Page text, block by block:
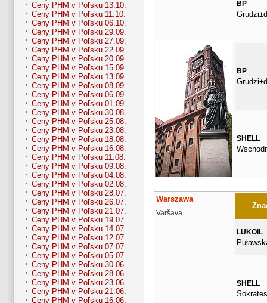
Ceny PHM v Poľsku 13.10.
Ceny PHM v Poľsku 11.10.
Ceny PHM v Poľsku 06.10.
Ceny PHM v Poľsku 29.09.
Ceny PHM v Poľsku 27.09.
Ceny PHM v Poľsku 22.09.
Ceny PHM v Poľsku 20.09.
Ceny PHM v Poľsku 15.09.
Ceny PHM v Poľsku 13.09.
Ceny PHM v Poľsku 08.09.
Ceny PHM v Poľsku 06.09.
Ceny PHM v Poľsku 01.09.
Ceny PHM v Poľsku 30.08.
Ceny PHM v Poľsku 25.08.
Ceny PHM v Poľsku 23.08.
Ceny PHM v Poľsku 18.08.
Ceny PHM v Poľsku 16.08.
Ceny PHM v Poľsku 11.08.
Ceny PHM v Poľsku 09.08.
Ceny PHM v Poľsku 04.08.
Ceny PHM v Poľsku 02.08.
Ceny PHM v Poľsku 28.07.
Ceny PHM v Poľsku 26.07.
Ceny PHM v Poľsku 21.07.
Ceny PHM v Poľsku 19.07.
Ceny PHM v Poľsku 14.07.
Ceny PHM v Poľsku 12.07.
Ceny PHM v Poľsku 07.07.
Ceny PHM v Poľsku 05.07.
Ceny PHM v Poľsku 30.06.
Ceny PHM v Poľsku 28.06.
Ceny PHM v Poľsku 23.06.
Ceny PHM v Poľsku 21.06.
Ceny PHM v Poľsku 16.06.
BP
BP
SHELL
Warszawa
Varšava
LUKOIL
SHELL